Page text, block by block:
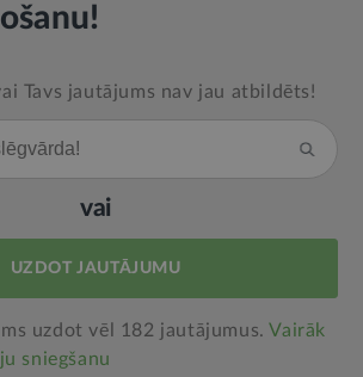
Tavs jautājums nav jau atbildēts!
vai
UZDOT JAUTĀJUMU
uzdot vēl 182 jautājumus.Vairāk
sniegšanu